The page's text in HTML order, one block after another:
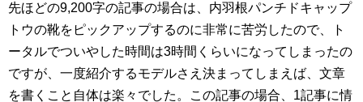
先ほどの9,200字の記事の場合は、内羽根パンチドキャップ
トウの靴をピックアップするのに非常に苦労したので、ト
ータルでついやした時間は3時間くらいになってしまったの
ですが、一度紹介するモデルさえ決まってしまえば、文章
を書くこと自体は楽々でした。この記事の場合、1記事に情